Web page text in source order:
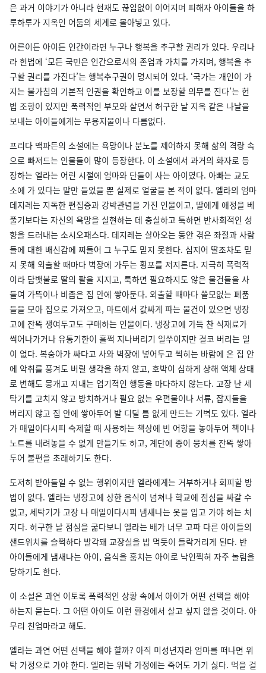
은 과거 이야기가 아니라 현재도 끊임없이 이어지며 피해자 아이들을 하
루하루가 지옥인 어둠의 세계로 몰아넣고 있다.
어른이든 아이든 인간이라면 누구나 행복을 추구할 권리가 있다. 우리나
라 헌법에 ‘모든 국민은 인간으로서의 존엄과 가치를 가지며, 행복을 추
구할 권리를 가진다’는 행복추구권이 명시되어 있다. ‘국가는 개인이 가
지는 불가침의 기본적 인권을 확인하고 이를 보장할 의무를 진다’는 헌
법 조항이 있지만 폭력적인 부모와 살면서 허구한 날 지옥 같은 나날을
보내는 아이들에게는 무용지물이나 다름없다.
프리다 맥파든의 소설에는 욕망이나 분노를 제어하지 못해 삶의 격랑 속
으로 빠져드는 인물들이 많이 등장한다. 이 소설에서 과거의 화자로 등
장하는 엘라는 어린 시절에 엄마와 단둘이 사는 아이였다. 아빠는 교도
소에 가 있다는 말만 들었을 뿐 실제로 얼굴을 본 적이 없다. 엘라의 엄마
데지레는 지독한 편집증과 강박관념을 가진 인물이고, 딸에게 애정을 베
풀기보다는 자신의 욕망을 실현하는 데 충실하고 툭하면 반사회적인 성
향을 드러내는 소시오패스다. 데지레는 살아오는 동안 겪은 좌절과 사람
들에 대한 배신감에 찌들어 그 누구도 믿지 못한다. 심지어 딸조차도 믿
지 못해 외출할 때마다 벽장에 가두는 횡포를 저지른다. 지극히 폭력적
이라 담뱃불로 딸의 팔을 지지고, 툭하면 필요하지도 않은 물건들을 사
들여 가뜩이나 비좁은 집 안에 쌓아둔다. 외출할 때마다 쓸모없는 폐품
들을 모아 집으로 가져오고, 마트에서 값싸게 파는 물건이 있으면 냉장
고에 잔뜩 쟁여두고도 구매하는 인물이다. 냉장고에 가득 찬 식재료가
썩어나가거나 유통기한이 훌쩍 지나버리기 일쑤이지만 결코 버리는 일
이 없다. 복숭아가 싸다고 사와 벽장에 넣어두고 썩히는 바람에 온 집 안
에 악취를 풍겨도 버릴 생각을 하지 않고, 호박이 심하게 상해 액체 상태
로 변해도 뭉개고 지내는 엽기적인 행동을 마다하지 않는다. 고장 난 세
탁기를 고치지 않고 방치하거나 필요 없는 우편물이나 서류, 잡지들을
버리지 않고 집 안에 쌓아두어 발 디딜 틈 없게 만드는 기벽도 있다. 엘라
가 매일이다시피 숙제할 때 사용하는 책상에 빈 어항을 놓아두어 책이나
노트를 내려놓을 수 없게 만들기도 하고, 계단에 종이 뭉치를 잔뜩 쌓아
두어 불편을 초래하기도 한다.
도저히 받아들일 수 없는 행위이지만 엘라에게는 거부하거나 회피할 방
법이 없다. 엘라는 냉장고에 상한 음식이 넘쳐나 학교에 점심을 싸갈 수
없고, 세탁기가 고장 나 매일이다시피 냄새나는 옷을 입고 가야 하는 처
지다. 허구한 날 점심을 굶다보니 엘라는 배가 너무 고파 다른 아이들의
샌드위치를 슬쩍하다 발각돼 교장실을 밥 먹듯이 들락거리게 된다. 반
아이들에게 냄새나는 아이, 음식을 훔치는 아이로 낙인찍혀 자주 놀림을
당하기도 한다.
이 소설은 과연 이토록 폭력적인 상황 속에서 아이가 어떤 선택을 해야
하는지 묻는다. 그 어떤 아이도 이런 환경에서 살고 싶지 않을 것이다. 아
무리 친엄마라고 해도.
엘라는 과연 어떤 선택을 해야 할까? 아직 미성년자라 엄마를 떠나면 위
탁 가정으로 가야 한다. 엘라는 위탁 가정에는 죽어도 가기 싫다. 먹을 걸